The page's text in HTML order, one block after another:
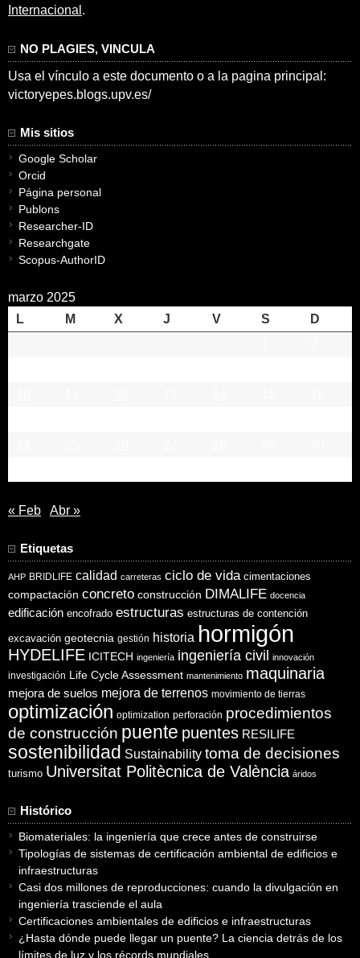
Internacional .
NO PLAGIES, VINCULA
Usa el vínculo a este documento o a la pagina principal:
victoryepes.blogs.upv.es/
Mis sitios
Google Scholar
Orcid
Página personal
Publons
Researcher-ID
Researchgate
Scopus-AuthorID
marzo 2025
L
M X J V S
D
« Feb Abr »
Etiquetas
AHP BRIDLIFE calidad carreteras ciclo de vida cimentaciones
compactación concreto construcción DIMALIFE docencia
edificación encofrado estructuras estructuras de contención
excavación geotecnia gestión historia hormigón
HYDELIFE ICITECH ingeniería ingeniería civil innovación
investigación Life Cycle Assessment mantenimiento maquinaria
mejora de suelos mejora de terrenos movimiento de tierras
optimización optimization perforación procedimientos
de construcción puente puentes RESILIFE
sostenibilidad Sustainability toma de decisiones
turismo Universitat Politècnica de València áridos
Histórico
Biomateriales: la ingeniería que crece antes de construirse
Tipologías de sistemas de certificación ambiental de edificios e
infraestructuras
Casi dos millones de reproducciones: cuando la divulgación en
ingeniería trasciende el aula
Certificaciones ambientales de edificios e infraestructuras
¿Hasta dónde puede llegar un puente? La ciencia detrás de los
límites de luz y los récords mundiales